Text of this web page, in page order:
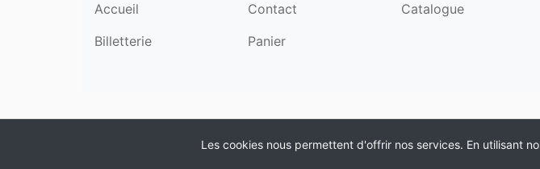
Les cookies nous permettent d'offrir nos services. En utilisant
Accueil Contact
Catalogue
Billetterie
Panier
Cashflow SA